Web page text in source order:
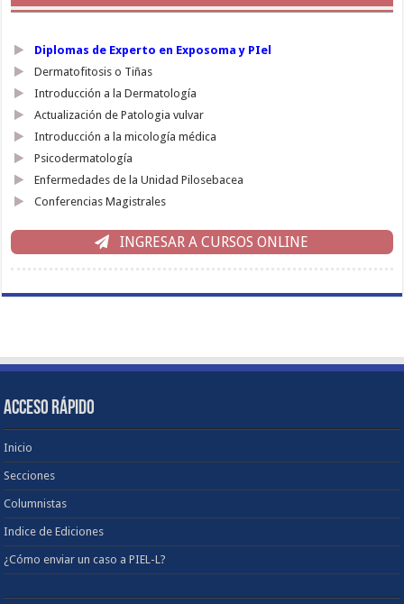
Diplomas de Experto en Exposoma y PIel
Dermatofitosis o Tiñas
Introducción a la Dermatología
Actualización de Patologia vulvar
Introducción a la micología médica
Psicodermatología
Enfermedades de la Unidad Pilosebacea
Conferencias Magistrales
INGRESAR A CURSOS ONLINE
ACCESO RÁPIDO
Inicio
Secciones
Columnistas
Indice de Ediciones
¿Cómo enviar un caso a PIEL-L?